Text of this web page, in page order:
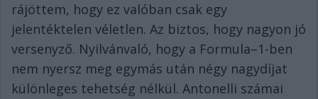
rájöttem, hogy ez valóban csak egy
jelentéktelen véletlen. Az biztos, hogy nagyon jó
versenyző. Nyilvánvaló, hogy a Formula–1-ben
nem nyersz meg egymás után négy nagydíjat
különleges tehetség nélkül. Antonelli számai